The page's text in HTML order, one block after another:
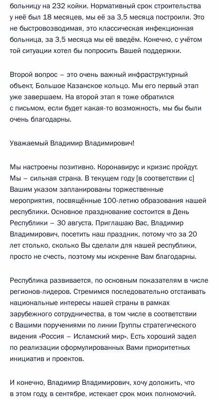
больницу на 232 койки. Нормативный срок строительства
у неё был 18 месяцев, мы её за 3,5 месяца построили. Это
не быстровозводимая, это классическая инфекционная
больница, за 3,5 месяца мы её введём. Конечно, с учётом
той ситуации хотел бы попросить Вашей поддержки.
Второй вопрос – это очень важный инфраструктурный
объект, Большое Казанское кольцо. Мы его первый этап
уже завершаем. На второй этап я тоже обратился
с письмом, если будет какая-то возможность, мы бы были
очень благодарны.
Уважаемый Владимир Владимирович!
Мы настроены позитивно. Коронавирус и кризис пройдут.
Мы – сильная страна. В текущем году [в соответствии с]
Вашим указом запланированы торжественные
мероприятия, посвящённые 100-летию образования нашей
республики. Основное празднование состоится в День
Республики – 30 августа. Приглашаю Вас, Владимир
Владимирович, посетить наш праздник, потому что за 20
лет столько, сколько Вы сделали для нашей республики,
просто не счесть, поэтому мы искренне Вам благодарны.
Республика развивается, по основным показателям в числе
регионов-лидеров. Стремимся последовательно отстаивать
национальные интересы нашей страны в рамках
зарубежного сотрудничества, в том числе в соответствии
с Вашими поручениями по линии Группы стратегического
видения «Россия – Исламский мир». Есть хороший задел
по реализации сформулированных Вами приоритетных
инициатив и проектов.
И конечно, Владимир Владимирович, хочу доложить, что
в этом году, в сентябре, истекает срок моих полномочий.